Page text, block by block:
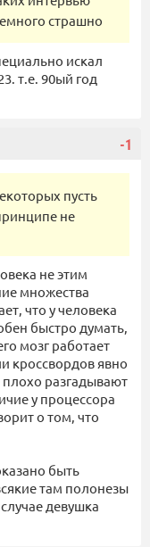
страшно
искал
т.е. 90ый год
-1
пусть
не
не этим
множества
что у человека
быстро думать,
мозг работает
кроссвордов явно
разгадывают
у процессора
о том, что
быть
там полонезы
девушка